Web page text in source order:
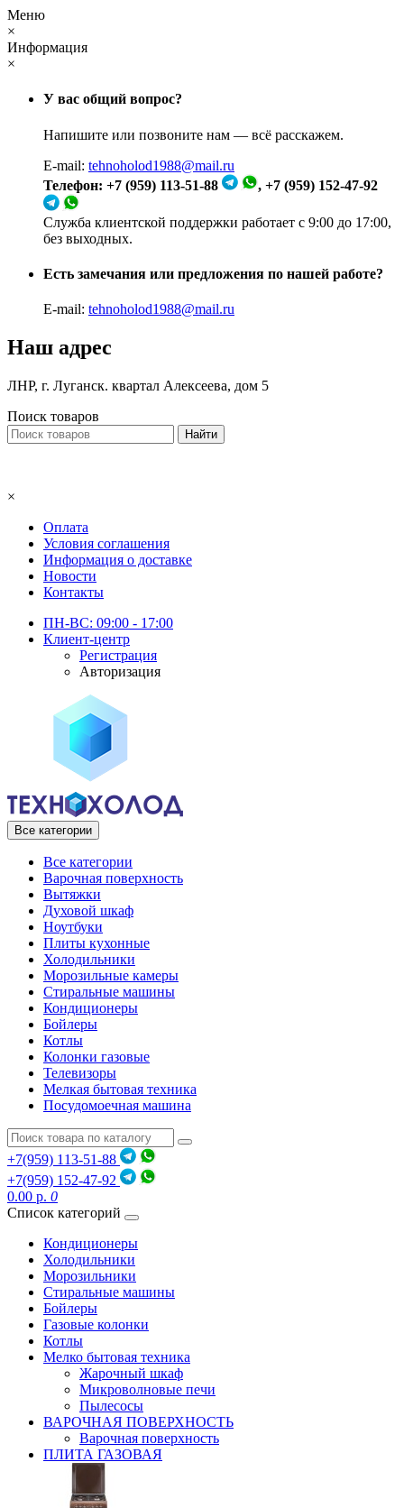
Меню
×
Информация
×
У вас общий вопрос?
Напишите или позвоните нам — всё расскажем.
E-mail: tehnoholod1988@mail.ru
Телефон: +7 (959) 113-51-88
, +7 (959) 152-47-92
Служба клиентской поддержки работает с 9:00 до 17:00,
без выходных.
Есть замечания или предложения по нашей работе?
E-mail: tehnoholod1988@mail.ru
Наш адрес
ЛНР, г. Луганск. квартал Алексеева, дом 5
Поиск товаров
×
Оплата
Условия соглашения
Информация о доставке
Новости
Контакты
ПН-ВС: 09:00 - 17:00
Клиент-центр
Регистрация
Авторизация
Все категории
Все категории
Варочная поверхность
Вытяжки
Духовой шкаф
Ноутбуки
Плиты кухонные
Холодильники
Морозильные камеры
Стиральные машины
Кондиционеры
Бойлеры
Котлы
Колонки газовые
Телевизоры
Мелкая бытовая техника
Посудомоечная машина
+7(959) 113-51-88
+7(959) 152-47-92
0.00 р. 0
Список категорий
Кондиционеры
Холодильники
Морозильники
Стиральные машины
Бойлеры
Газовые колонки
Котлы
Мелко бытовая техника
Жарочный шкаф
Микроволновые печи
Пылесосы
ВАРОЧНАЯ ПОВЕРХНОСТЬ
Варочная поверхность
ПЛИТА ГАЗОВАЯ